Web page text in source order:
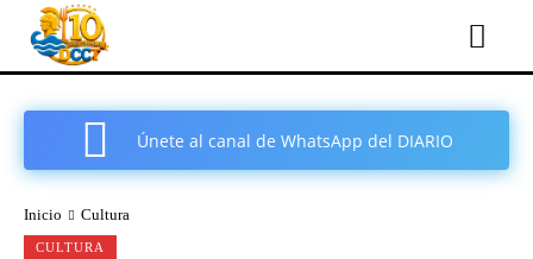
Únete al canal de WhatsApp del DIARIO
Inicio Cultura
CULTURA